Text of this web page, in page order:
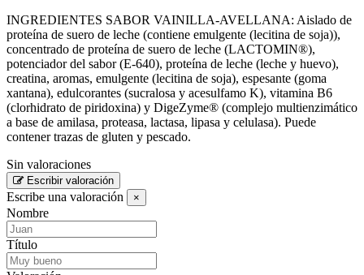
INGREDIENTES SABOR VAINILLA-AVELLANA: Aislado de
proteína de suero de leche (contiene emulgente (lecitina de soja)),
concentrado de proteína de suero de leche (LACTOMIN®),
potenciador del sabor (E-640), proteína de leche (leche y huevo),
creatina, aromas, emulgente (lecitina de soja), espesante (goma
xantana), edulcorantes (sucralosa y acesulfamo K), vitamina B6
(clorhidrato de piridoxina) y DigeZyme® (complejo multienzimático
a base de amilasa, proteasa, lactasa, lipasa y celulasa). Puede
contener trazas de gluten y pescado.
Sin valoraciones
Escribir valoración
Escribe una valoración ×
Nombre
Título